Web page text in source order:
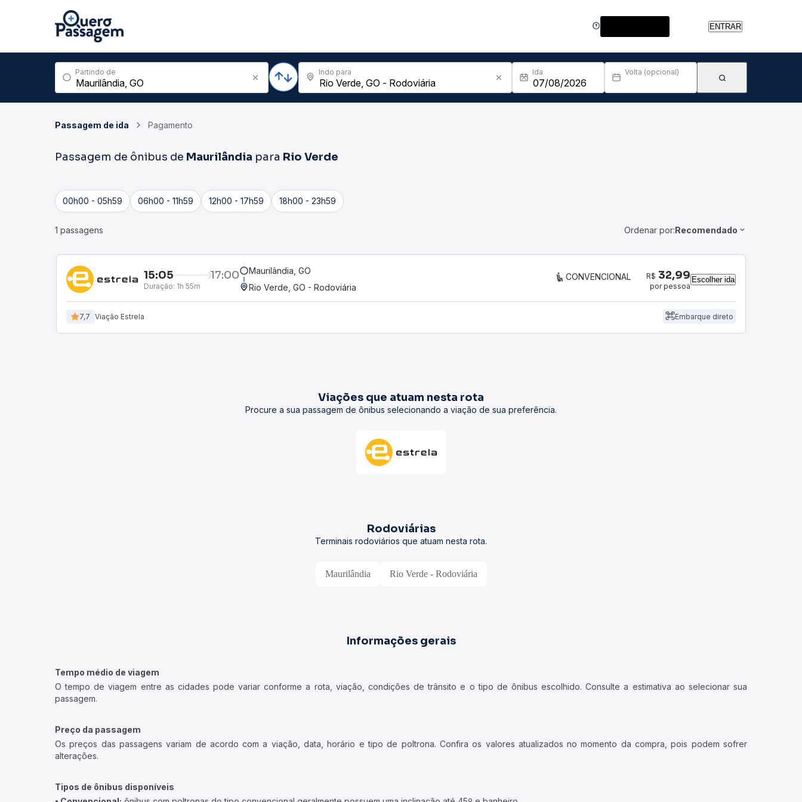
ENTRAR
Partindo de Indo para Ida Volta (opcional)
Passagem de ida Pagamento
Passagem de ônibus de Maurilândia para Rio Verde
00h00 - 05h59 06h00 - 11h59 12h00 - 17h59 18h00 - 23h59
1 passagens Ordenar por:Recomendado
15:05 17:00
Duração: 1h 55m
Maurilândia, GO
Rio Verde, GO - Rodoviária
CONVENCIONAL R$ 32,99
por pessoa
Escolher ida
7,7 Viação Estrela Embarque direto
Viações que atuam nesta rota
Procure a sua passagem de ônibus selecionando a viação de sua preferência.
Rodoviárias
Terminais rodoviários que atuam nesta rota.
Maurilândia Rio Verde - Rodoviária
Informações gerais
Tempo médio de viagem
O tempo de viagem entre as cidades pode variar conforme a rota, viação, condições de trânsito e o tipo de ônibus escolhido. Consulte a estimativa ao selecionar sua
passagem.
Preço da passagem
Os preços das passagens variam de acordo com a viação, data, horário e tipo de poltrona. Confira os valores atualizados no momento da compra, pois podem sofrer
alterações.
Tipos de ônibus disponíveis